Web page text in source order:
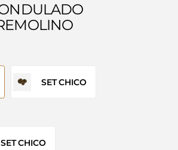
SET CHICO
SET CHICO